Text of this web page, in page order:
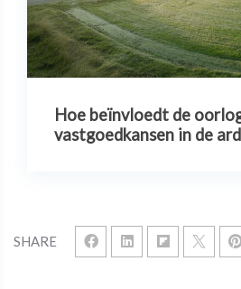
SHARE
Hoe beïnvloedt de
vastgoedkansen in de